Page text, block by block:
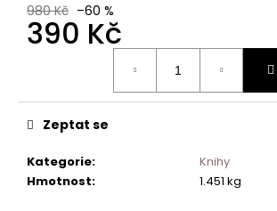
980 Kč –60 %
390 Kč
Kategorie:
Knihy
Hmotnost: 1.451 kg
Zeptat se